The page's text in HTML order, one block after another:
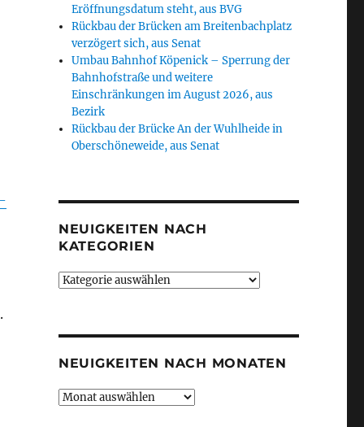
Eröffnungsdatum steht, aus BVG
Rückbau der Brücken am Breitenbachplatz
verzögert sich, aus Senat
Umbau Bahnhof Köpenick – Sperrung der
Bahnhofstraße und weitere
Einschränkungen im August 2026, aus
Bezirk
Rückbau der Brücke An der Wuhlheide in
Oberschöneweide, aus Senat
NEUIGKEITEN NACH
KATEGORIEN
Neuigkeiten
NEUIGKEITEN NACH MONATEN
Neuigkeiten